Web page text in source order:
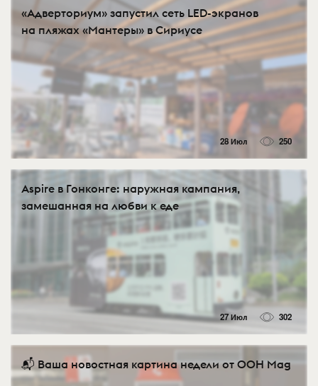
«Адверториум» запустил сеть LED-экранов
на пляжах «Мантеры» в Сириусе
28 Июл 250
Aspire в Гонконге: наружная кампания,
замешанная на любви к еде
27 Июл 302
📬 Ваша новостная картина недели от OOH Mag